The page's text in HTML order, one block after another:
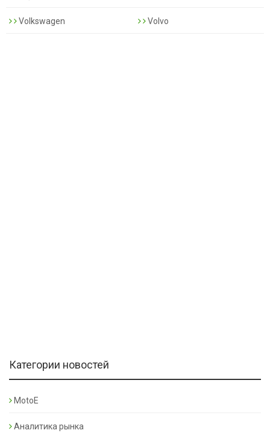
Volkswagen Volvo
Категории новостей
MotoE
Аналитика рынка